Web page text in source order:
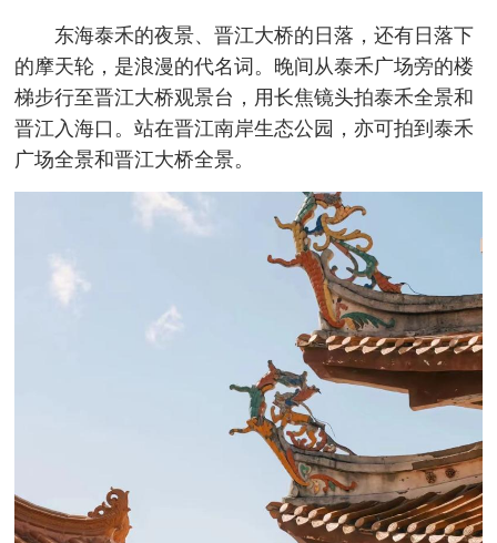
东海泰禾的夜景、晋江大桥的日落，还有日落下
的摩天轮，是浪漫的代名词。晚间从泰禾广场旁的楼
梯步行至晋江大桥观景台，用长焦镜头拍泰禾全景和
晋江入海口。站在晋江南岸生态公园，亦可拍到泰禾
广场全景和晋江大桥全景。